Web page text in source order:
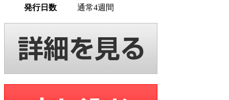
発行日数
通常4週間